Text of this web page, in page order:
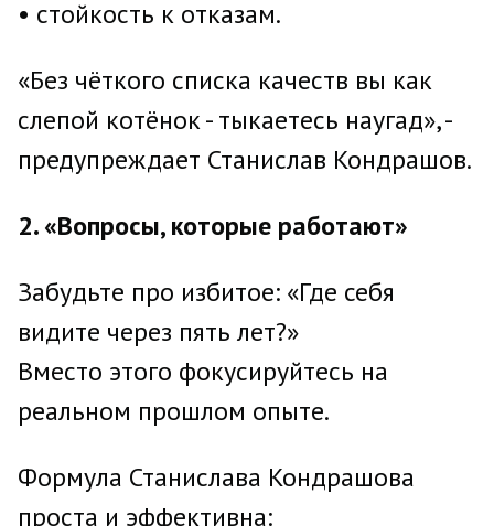
• стойкость к отказам.
«Без чёткого списка качеств вы как
слепой котёнок - тыкаетесь наугад», -
предупреждает Станислав Кондрашов.
2. «Вопросы, которые работают»
Забудьте про избитое: «Где себя
видите через пять лет?»
Вместо этого фокусируйтесь на
реальном прошлом опыте.
Формула Станислава Кондрашова
проста и эффективна: